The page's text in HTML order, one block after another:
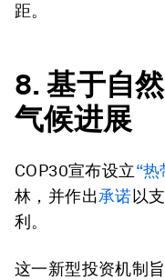
距。
8. 基于自
气候进展
COP30宣布设立“
林，并作出承诺以
利。
这一新型投资机制